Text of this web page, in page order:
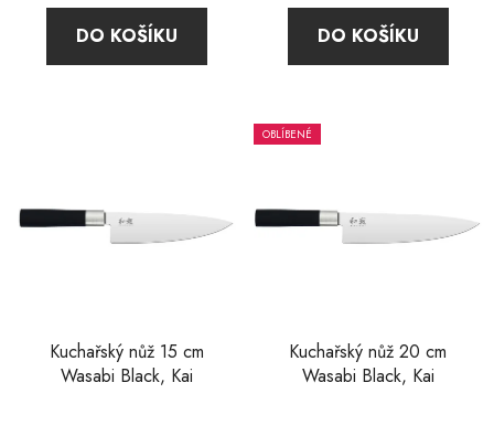
DO KOŠÍKU DO KOŠÍKU
Kuchařský nůž 15 cm
Wasabi Black, Kai
OBLÍBENÉ
Kuchařský nůž 20 cm
Wasabi Black, Kai